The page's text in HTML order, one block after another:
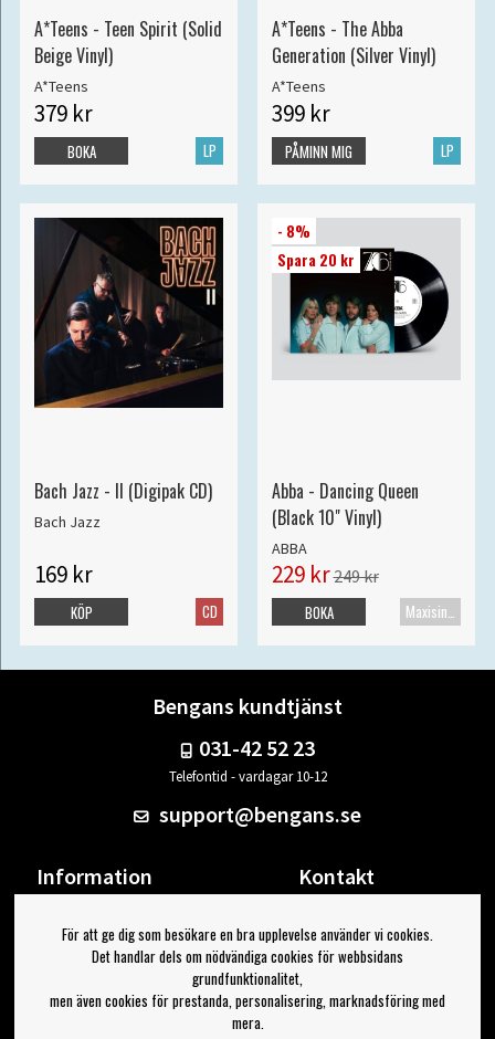
A*Teens - Teen Spirit (Solid
Beige Vinyl)
A*Teens
379 kr
LP
BOKA
A*Teens - The Abba
Generation (Silver Vinyl)
A*Teens
399 kr
LP
PÅMINN MIG
Bach Jazz - II (Digipak CD)
Bach Jazz
169 kr
CD
KÖP
- 8%
Spara 20 kr
Abba - Dancing Queen
(Black 10" Vinyl)
ABBA
229 kr249 kr
Maxisingel
BOKA
Bengans kundtjänst
031-42 52 23
Telefontid - vardagar 10-12
support@bengans.se
Information
Om Bengans
FAQ / Köp- & Leveransvillkor
Kontakt
Din sida
Logga ut
Jag vill ha tips från Bengans
För att ge dig som besökare en bra upplevelse använder vi cookies.
Det handlar dels om nödvändiga cookies för webbsidans
grundfunktionalitet,
men även cookies för prestanda, personalisering, marknadsföring med
mera.